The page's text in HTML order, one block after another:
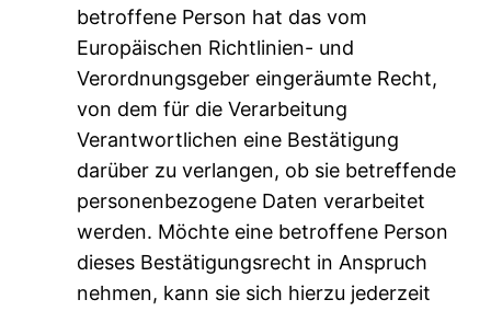
betroffene Person hat das vom
Europäischen Richtlinien- und
Verordnungsgeber eingeräumte Recht,
von dem für die Verarbeitung
Verantwortlichen eine Bestätigung
darüber zu verlangen, ob sie betreffende
personenbezogene Daten verarbeitet
werden. Möchte eine betroffene Person
dieses Bestätigungsrecht in Anspruch
nehmen, kann sie sich hierzu jederzeit